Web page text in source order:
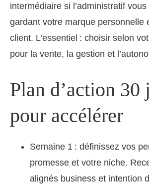
intermédiaire si l’administratif
gardant votre marque personnelle
client. L’essentiel : choisir selon
pour la vente, la gestion et
Plan d’action 30
pour accélérer
Semaine 1 : définissez vos
promesse et votre niche.
alignés business et intention